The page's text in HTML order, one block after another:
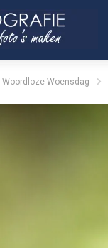
Woordloze Woensdag